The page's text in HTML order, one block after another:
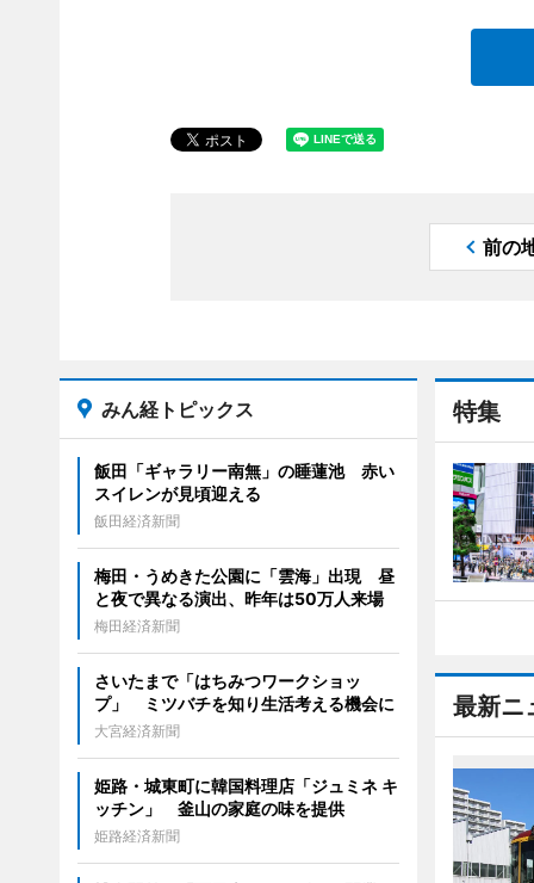
前の
特集
最新ニ
みん経トピックス
飯田「ギャラリー南無」の睡蓮池 赤い
スイレンが見頃迎える
飯田経済新聞
梅田・うめきた公園に「雲海」出現 昼
と夜で異なる演出、昨年は50万人来場
梅田経済新聞
さいたまで「はちみつワークショッ
プ」 ミツバチを知り生活考える機会に
大宮経済新聞
姫路・城東町に韓国料理店「ジュミネ キ
ッチン」 釜山の家庭の味を提供
姫路経済新聞